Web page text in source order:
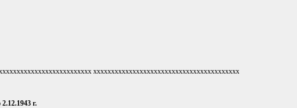
xxxxxxxxxxxxxxxxxxxxxxxxxxxxxxxxxxxxxxxxx
г.